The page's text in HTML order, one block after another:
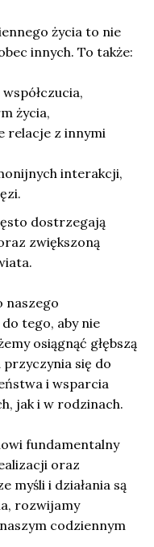
życia to nie
innych. To także:
życia,
relacje z innymi
interakcji,
dostrzegają
zwiększoną
naszego
do tego, aby nie
osiągnąć głębszą
się do
i wsparcia
jak i w rodzinach.
fundamentalny
oraz
myśli i działania są
rozwijamy
codziennym